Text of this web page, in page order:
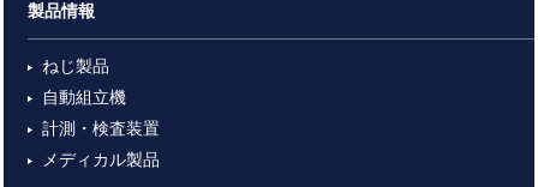
製品情報
ねじ製品
自動組立機
計測・検査装置
メディカル製品